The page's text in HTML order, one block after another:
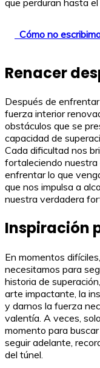
Cómo no
Renacer
Después de
fuerza interior
obstáculos que se
capacidad de
Cada dificultad nos
fortaleciendo nuestra
enfrentar lo que
que nos impulsa a
nuestra verdadera
Inspiración
En momentos
necesitamos para
historia de
arte impactante, la
y darnos la fuerza
valentía. A veces,
momento para
seguir adelante,
del túnel.